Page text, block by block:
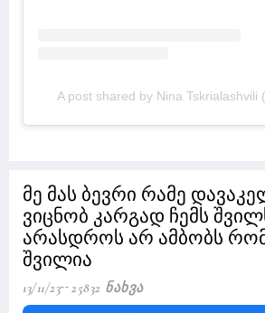
A post shared by Nina Tskrialashvili
მე მას ბევრი რამე
ვიცნობ კარგად ჩემს
არასდროს არ ამბობს რომ
შვილია
13/11/23 25832 Ნახვა